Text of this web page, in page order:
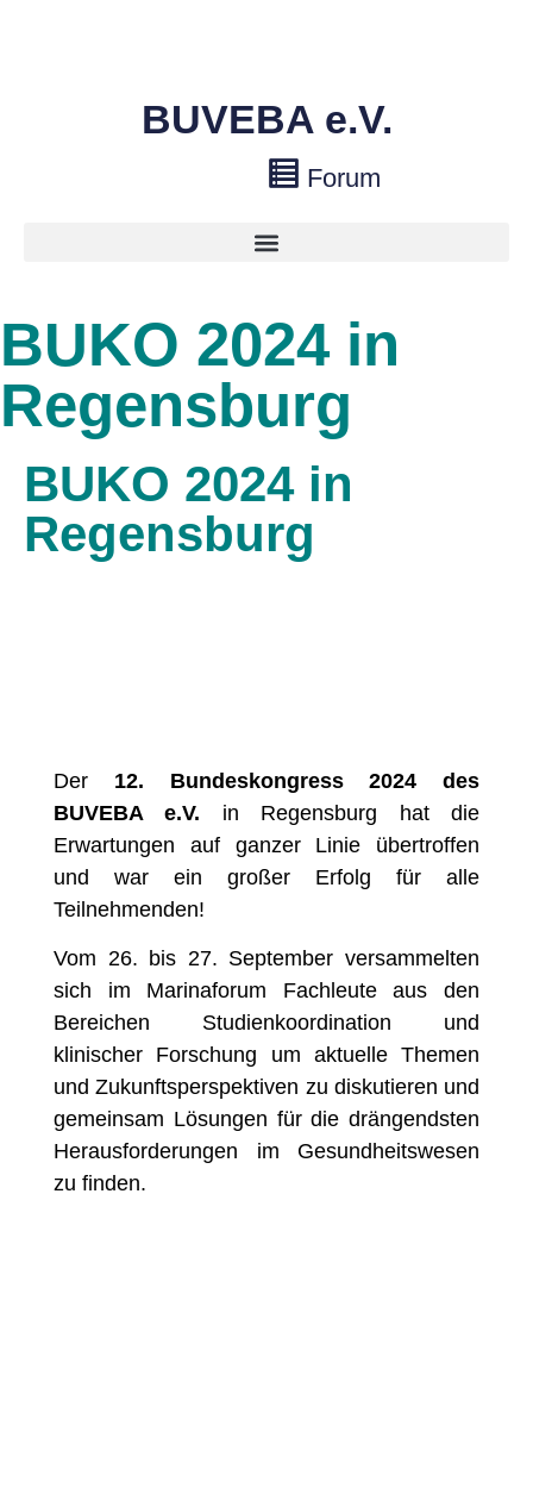
BUVEBA e.V.
Forum
BUKO 2024 in
Regensburg
BUKO 2024 in
Regensburg
Der 12. Bundeskongress 2024 des
BUVEBA e.V. in Regensburg hat die
Erwartungen auf ganzer Linie übertroffen
und war ein großer Erfolg für alle
Teilnehmenden!
Vom 26. bis 27. September versammelten
sich im Marinaforum Fachleute aus den
Bereichen Studienkoordination und
klinischer Forschung um aktuelle Themen
und Zukunftsperspektiven zu diskutieren und
gemeinsam Lösungen für die drängendsten
Herausforderungen im Gesundheitswesen
zu finden.